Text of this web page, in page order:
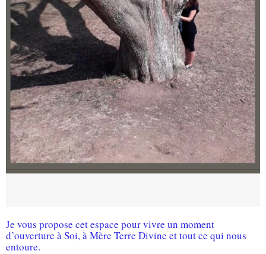
Je vous propose cet espace pour vivre un moment
d’ouverture à Soi, à Mère Terre Divine et tout ce qui nous
entoure.